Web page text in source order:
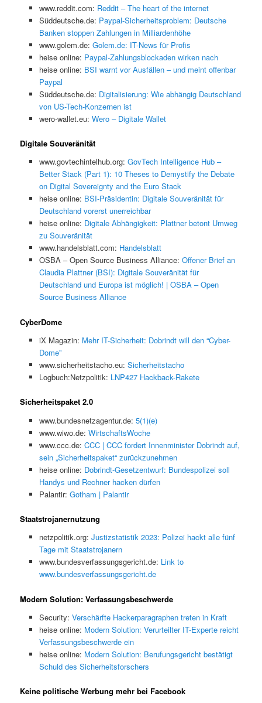
www.reddit.com: Reddit – The heart of the internet
Süddeutsche.de: Paypal-Sicherheitsproblem: Deutsche
Banken stoppen Zahlungen in Milliardenhöhe
www.golem.de: Golem.de: IT-News für Profis
heise online: Paypal-Zahlungsblockaden wirken nach
heise online: BSI warnt vor Ausfällen – und meint offenbar
Paypal
Süddeutsche.de: Digitalisierung: Wie abhängig Deutschland
von US-Tech-Konzernen ist
wero-wallet.eu: Wero – Digitale Wallet
Digitale Souveränität
www.govtechintelhub.org: GovTech Intelligence Hub –
Better Stack (Part 1): 10 Theses to Demystify the Debate
on Digital Sovereignty and the Euro Stack
heise online: BSI-Präsidentin: Digitale Souveränität für
Deutschland vorerst unerreichbar
heise online: Digitale Abhängigkeit: Plattner betont Umweg
zu Souveränität
www.handelsblatt.com: Handelsblatt
OSBA – Open Source Business Alliance: Offener Brief an
Claudia Plattner (BSI): Digitale Souveränität für
Deutschland und Europa ist möglich! | OSBA – Open
Source Business Alliance
CyberDome
iX Magazin: Mehr IT-Sicherheit: Dobrindt will den “Cyber-
Dome”
www.sicherheitstacho.eu: Sicherheitstacho
Logbuch:Netzpolitik: LNP427 Hackback-Rakete
Sicherheitspaket 2.0
www.bundesnetzagentur.de: 5(1)(e)
www.wiwo.de: WirtschaftsWoche
www.ccc.de: CCC | CCC fordert Innenminister Dobrindt auf,
sein „Sicherheitspaket“ zurückzunehmen
heise online: Dobrindt-Gesetzentwurf: Bundespolizei soll
Handys und Rechner hacken dürfen
Palantir: Gotham | Palantir
Staatstrojanernutzung
netzpolitik.org: Justizstatistik 2023: Polizei hackt alle fünf
Tage mit Staatstrojanern
www.bundesverfassungsgericht.de: Link to
www.bundesverfassungsgericht.de
Modern Solution: Verfassungsbeschwerde
Security: Verschärfte Hackerparagraphen treten in Kraft
heise online: Modern Solution: Verurteilter IT-Experte reicht
Verfassungsbeschwerde ein
heise online: Modern Solution: Berufungsgericht bestätigt
Schuld des Sicherheitsforschers
Keine politische Werbung mehr bei Facebook